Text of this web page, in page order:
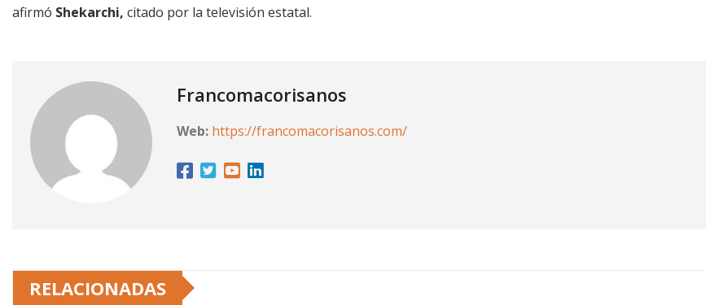
afirmó Shekarchi, citado por la televisión estatal.
Francomacorisanos
Web: https://francomacorisanos.com/
RELACIONADAS